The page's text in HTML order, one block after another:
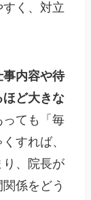
く、対立
事内容や待
ど大きな
っても「毎
すれば、
、院長が
係をどう